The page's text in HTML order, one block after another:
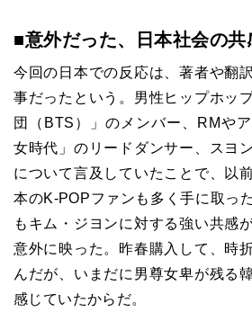
■意外だった、日本社会の共
今回の日本での反応は、著者や翻
事だったという。男性ヒップホッ
団（BTS）」のメンバー、RMや
女時代」のリードダンサー、スヨ
について言及していたことで、以
本のK-POPファンも多く手に取っ
もキム・ジヨンに対する強い共感
意外に映った。昨春購入して、時
んだが、いまだに男尊女卑が残る
感じていたからだ。